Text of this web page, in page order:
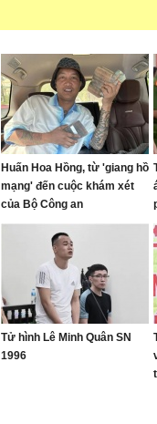
Huấn Hoa Hồng, từ 'giang hồ
mạng' đến cuộc khám xét
của Bộ Công an
Tử hình Lê Minh Quân SN
1996